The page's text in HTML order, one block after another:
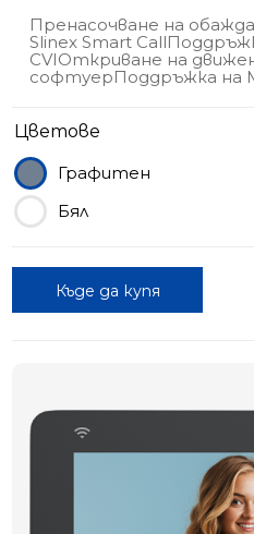
Пренасочване на
Slinex Smart
CVIОткриване на
софтуерПоддръжка на
Цветове
Графитен
Бял
Къде да купя